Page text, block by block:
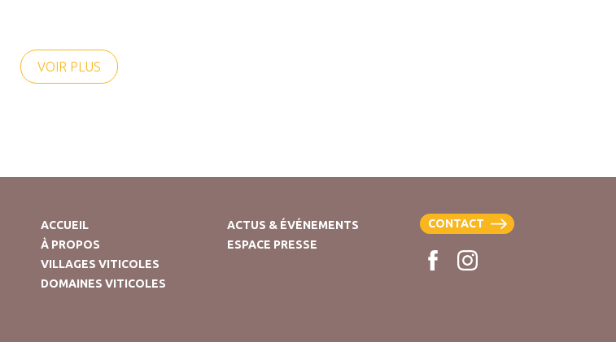
VOIR PLUS
ACCUEIL
À PROPOS
VILLAGES VITICOLES
DOMAINES VITICOLES
ACTUS & ÉVÉNEMENTS
ESPACE PRESSE
CONTACT